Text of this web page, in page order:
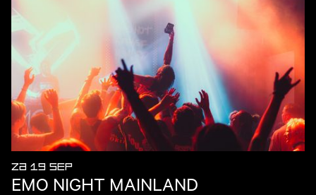
ZA 19 SEP
EMO NIGHT MAINLAND